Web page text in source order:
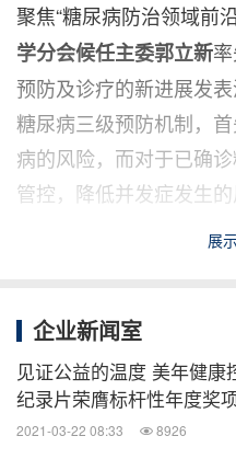
聚焦“糖尿病防治领域前沿
学分会候任主委郭立新
预防及诊疗的新进展发
糖尿病三级预防机制，
病的风险，而对于已确
管控，降低并发症发生的
光伟在会上分享了由他负
预防研究”。30年随访结
防的；早期生活方式干
有效降低糖尿病的总体
展
企业新闻室
见证公益的温度 美年健康
纪录片荣膺标杆性年度奖
2021-03-22 08:33 8926